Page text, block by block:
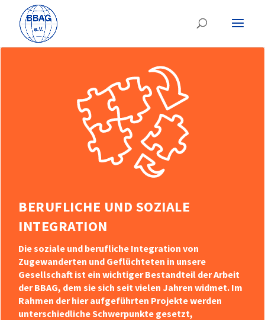
BERUFLICHE UND SOZIALE
INTEGRATION
Die soziale und berufliche Integration von
Zugewanderten und Geflüchteten in unsere
Gesellschaft ist ein wichtiger Bestandteil der Arbeit
der BBAG, dem sie sich seit vielen Jahren widmet. Im
Rahmen der hier aufgeführten Projekte werden
unterschiedliche Schwerpunkte gesetzt,